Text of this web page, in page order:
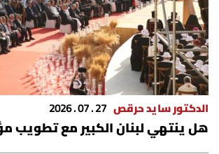
الدكتور سايد حرقص 27 . 07 . 2026
هل ينتهي لبنان الكبير مع تطويب